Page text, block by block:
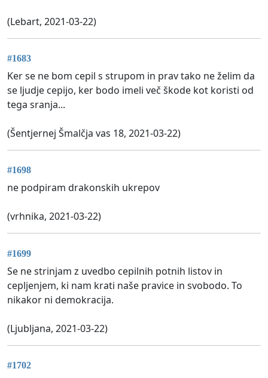
(Lebart, 2021-03-22)
#1683
Ker se ne bom cepil s strupom in prav tako ne želim da
se ljudje cepijo, ker bodo imeli več škode kot koristi od
tega sranja...
(Šentjernej Šmalčja vas 18, 2021-03-22)
#1698
ne podpiram drakonskih ukrepov
(vrhnika, 2021-03-22)
#1699
Se ne strinjam z uvedbo cepilnih potnih listov in
cepljenjem, ki nam krati naše pravice in svobodo. To
nikakor ni demokracija.
(Ljubljana, 2021-03-22)
#1702